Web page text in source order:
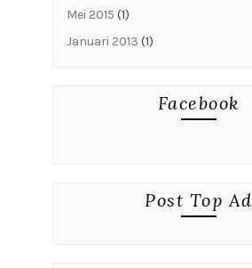
Mei 2015 (1)
Januari 2013 (1)
Facebook
Post Top Ad